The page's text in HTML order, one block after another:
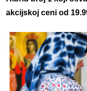
akcijskoj ceni od